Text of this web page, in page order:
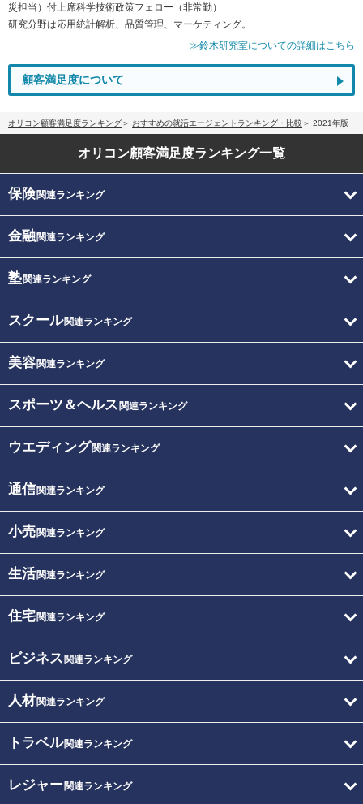
災担当）付上席科学技術政策フェロー（非常勤）
研究分野は応用統計解析、品質管理、マーケティング。
≫鈴木研究室についての詳細はこちら
顧客満足度について
オリコン顧客満足度ランキング おすすめの就活エージェントランキング・比較 2021年版
オリコン顧客満足度ランキング一覧
保険関連ランキング
金融関連ランキング
塾関連ランキング
スクール関連ランキング
美容関連ランキング
スポーツ＆ヘルス 関連ランキング
ウエディング関連ランキング
通信関連ランキング
小売関連ランキング
生活関連ランキング
住宅関連ランキング
ビジネス 関連ランキング
人材関連ランキング
トラベル関連ランキング
レジャー関連ランキング